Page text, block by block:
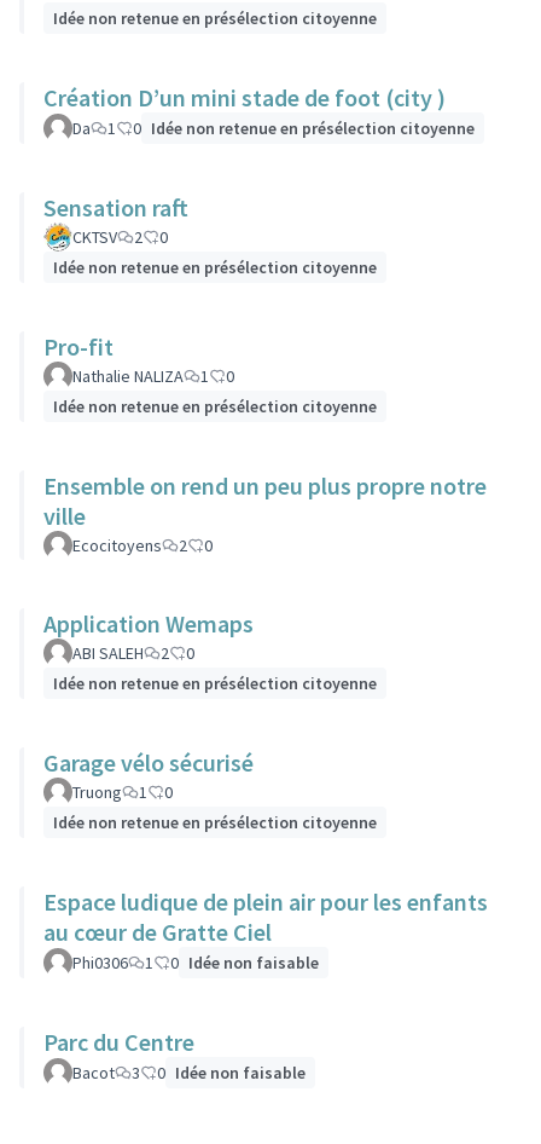
Idée non retenue en présélection citoyenne
Création D’un mini stade de foot (city )
Da 1 0 Idée non retenue en présélection citoyenne
Sensation raft
CKTSV 2
0
Idée non retenue en présélection citoyenne
Pro-fit
Nathalie NALIZA 1
0
Idée non retenue en présélection citoyenne
Ensemble on rend un peu plus propre notre
ville
Ecocitoyens 2 0
Application Wemaps
ABI SALEH 2
0
Idée non retenue en présélection citoyenne
Garage vélo sécurisé
Truong 1
0
Idée non retenue en présélection citoyenne
Espace ludique de plein air pour les enfants
au cœur de Gratte Ciel
Phi0306 1 0 Idée non faisable
Parc du Centre
Bacot 3 0 Idée non faisable